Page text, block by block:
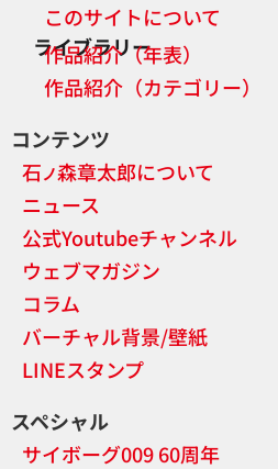
このサイトについて
ライブラリー
作品紹介（年表）
作品紹介（カテゴリー）
コンテンツ
石ノ森章太郎について
ニュース
公式Youtubeチャンネル
ウェブマガジン
コラム
バーチャル背景/壁紙
LINEスタンプ
スペシャル
サイボーグ009 60周年